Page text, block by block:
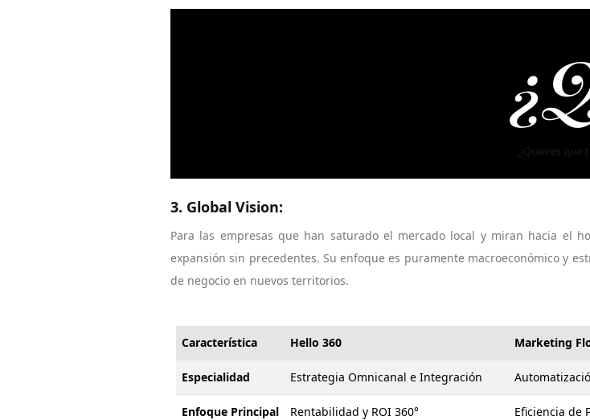
3. Global Vision:
Para las empresas que han saturado el mercado local y miran hacia el
expansión sin precedentes. Su enfoque es puramente macroeconómico y
de negocio en nuevos territorios.
Característica Hello 360 Marketing
Especialidad Estrategia Omnicanal e Integración
Enfoque Principal Rentabilidad y ROI 360° Eficiencia de